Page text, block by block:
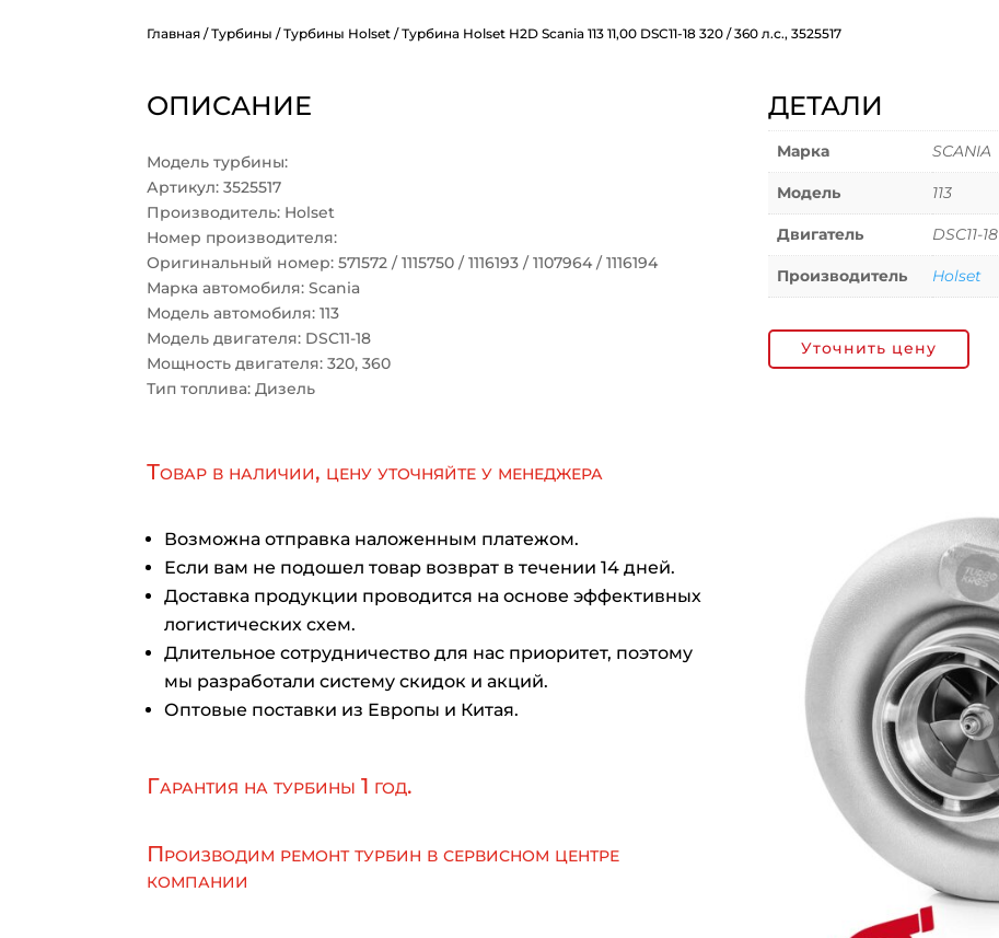
Главная /Турбины /Турбины Holset / Турбина Holset H2D Scania 113 11,00 DSC11-18 320 / 360 л.с., 3525517
ОПИСАНИЕ
Модель турбины:
Артикул: 3525517
Производитель: Holset
Номер производителя:
Оригинальный номер: 571572 / 1115750 / 1116193 / 1107964 / 1116194
Марка автомобиля: Scania
Модель автомобиля: 113
Модель двигателя: DSC11-18
Мощность двигателя: 320, 360
Тип топлива: Дизель
ДЕТАЛИ
Марка SCANIA
Модель 113
Двигатель DSC11-18
Производитель Holset
Уточнить цену
Товар в наличии, цену уточняйте у менеджера
Возможна отправка наложенным платежом.
Если вам не подошел товар возврат в течении 14 дней.
Доставка продукции проводится на основе эффективных
логистических схем.
Длительное сотрудничество для нас приоритет, поэтому
мы разработали систему скидок и акций.
Оптовые поставки из Европы и Китая.
Гарантия на турбины 1 год.
Производим ремонт турбин в сервисном центре
компании